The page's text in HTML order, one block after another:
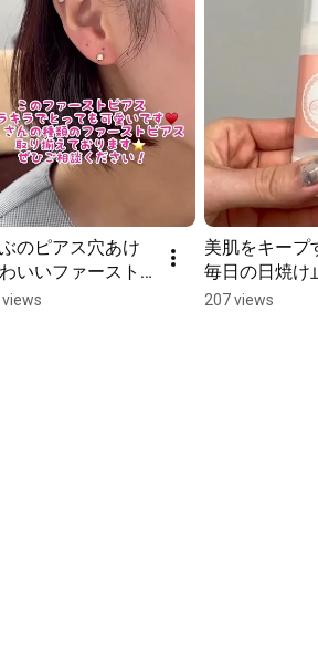
のピアス穴あけ
いいファースト
ご用意してます
views
美肌をキープ
毎日の日焼け
かせません。
207 views